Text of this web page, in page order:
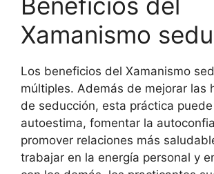
Xamanismo
Los beneficios del Xamanismo
múltiples. Además de mejorar las
de seducción, esta práctica
autoestima, fomentar la
promover relaciones más
trabajar en la energía personal y